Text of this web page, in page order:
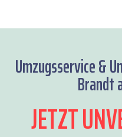
Umzugsservice &
Brandt
JETZT